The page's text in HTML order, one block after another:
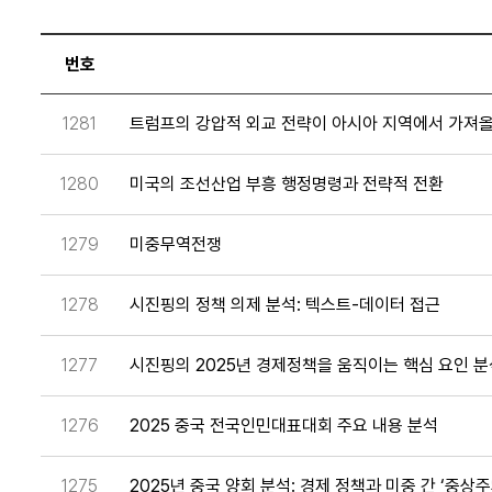
번호
1281 트럼프의 강압적 외교 전략이 아시아 지역에서 가져
1280 미국의 조선산업 부흥 행정명령과 전략적 전환
1279 미중무역전쟁
1278 시진핑의 정책 의제 분석: 텍스트-데이터 접근
1277 시진핑의 2025년 경제정책을 움직이는 핵심 요인 분
1276 2025 중국 전국인민대표대회 주요 내용 분석
1275 2025년 중국 양회 분석: 경제 정책과 미중 간 ‘중상주